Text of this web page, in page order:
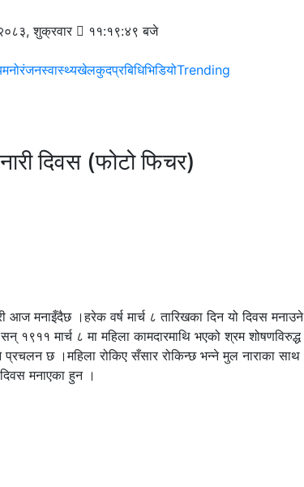
शुक्रवार ११:१९:४९ बजे
मनोरंजनस्वास्थ्यखेलकुदप्रबिधिभिडियोTrending
दिवस (फोटो फिचर)
आज मनाइँदैछ ।हरेक वर्ष मार्च ८ तारिखका दिन यो दिवस मनाउने
१९११ मार्च ८ मा महिला कामदारमाथि भएको श्रम शोषणविरुद्ध
छ ।महिला रोकिए सँसार रोकिन्छ भन्ने मुल नाराका साथ
दिवस मनाएका हुन ।